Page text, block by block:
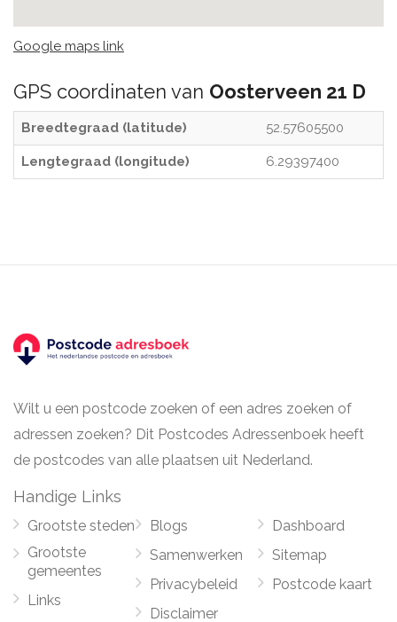
Google maps link
GPS coordinaten van Oosterveen 21 D
Breedtegraad (latitude) 52.57605500
Lengtegraad (longitude) 6.29397400
Wilt u een postcode zoeken of een adres zoeken of
adressen zoeken? Dit Postcodes Adressenboek heeft
de postcodes van alle plaatsen uit Nederland.
Handige Links
Grootste steden
Grootste
gemeentes
Links
Blogs
Samenwerken
Privacybeleid
Disclaimer
Dashboard
Sitemap
Postcode kaart